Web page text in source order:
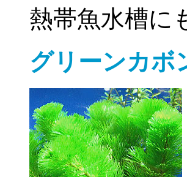
熱帯魚水槽に
グリーンカボ